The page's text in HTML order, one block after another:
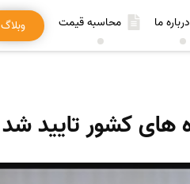
درباره ما محاسبه قیمت وبلاگ